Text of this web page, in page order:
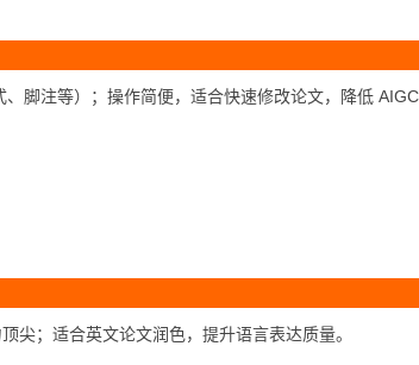
脚注等）；操作简便，适合快速修改论文，降低
尖；适合英文论文润色，提升语言表达质量。